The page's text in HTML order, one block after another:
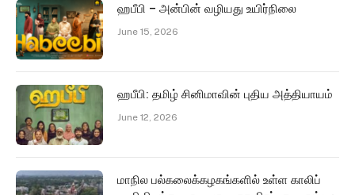
ஹபீபி – அன்பின் வழியது உயிர்நிலை
June 15, 2026
ஹபீபி: தமிழ் சினிமாவின் புதிய அத்தியாயம்
June 12, 2026
மாநில பல்கலைக்கழகங்களில் உள்ள காலிப்